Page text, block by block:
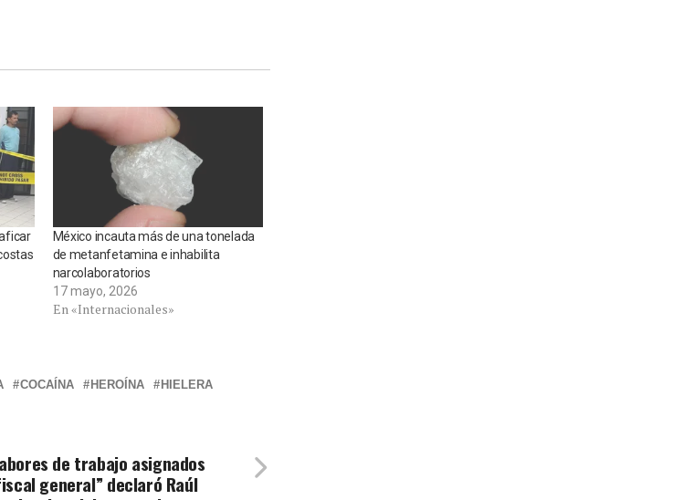
México incauta más de una tonelada
de metanfetamina e inhabilita
narcolaboratorios
17 mayo, 2026
En «Internacionales»
COCAÍNA HEROÍNA
HIELERA
de trabajo asignados
general” declaró Raúl